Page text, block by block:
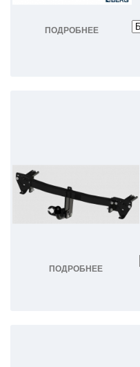
ПОДРОБНЕЕ
ПОДРОБНЕЕ